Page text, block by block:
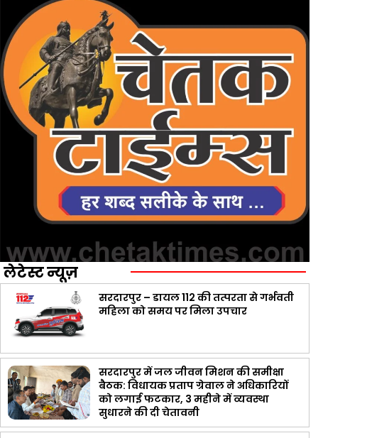
लेटेस्ट न्यूज़
सरदारपुर – डायल 112 की तत्परता से गर्भवती
महिला को समय पर मिला उपचार
सरदारपुर में जल जीवन मिशन की समीक्षा
बैठक: विधायक प्रताप ग्रेवाल ने अधिकारियों
को लगाई फटकार, 3 महीने में व्यवस्था
सुधारने की दी चेतावनी